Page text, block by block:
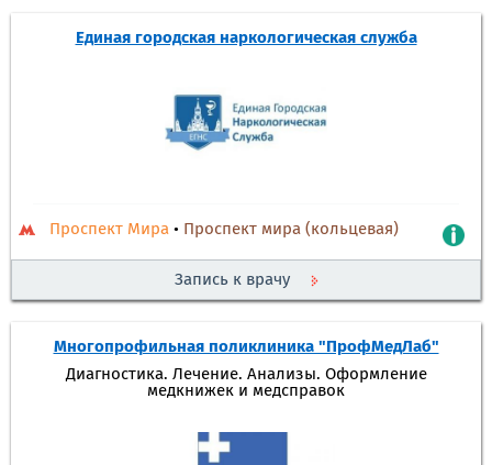
Единая городская наркологическая служба
Проспект Мира • Проспект мира (кольцевая)
Запись к врачу
Многопрофильная поликлиника "ПрофМедЛаб"
Диагностика. Лечение. Анализы. Оформление
медкнижек и медсправок